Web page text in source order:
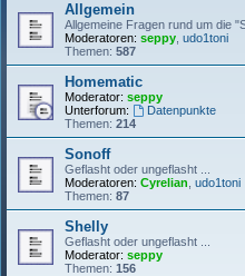
Allgemein
Allgemeine Fragen rund um die
Moderatoren: seppy udo1toni
Themen: 587
Homematic
Moderator: seppy
Unterforum:
Datenpunkte
Themen: 214
Sonoff
Geflasht oder ungeflasht ...
Moderatoren: Cyrelian udo1toni
Themen: 87
Shelly
Geflasht oder ungeflasht ...
Moderator: seppy
Themen: 156